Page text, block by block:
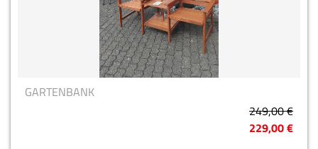
GARTENBANK
249,00 €
229,00 €